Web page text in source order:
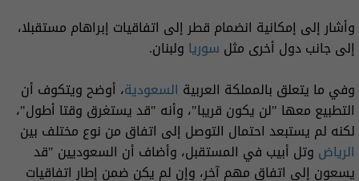
وأشار إلى إمكانية انضمام قطر إلى اتفاقيات إبراهام مستقبلا،
إلى جانب دول أخرى مثل سوريا ولبنان.
وفي ما يتعلق بالمملكة العربية السعودية، أوضح ويتكوف أن
التطبيع معها "لن يكون قريبا"، وأنه "قد يستغرق وقتا أطول"،
لكنه لم يستبعد احتمال التوصل إلى اتفاق من نوع مختلف بين
الرياض وتل أبيب في المستقبل، وأضاف أن السعوديين "قد
يسعون إلى اتفاق مهم آخر، وإن لم يكن ضمن إطار اتفاقيات